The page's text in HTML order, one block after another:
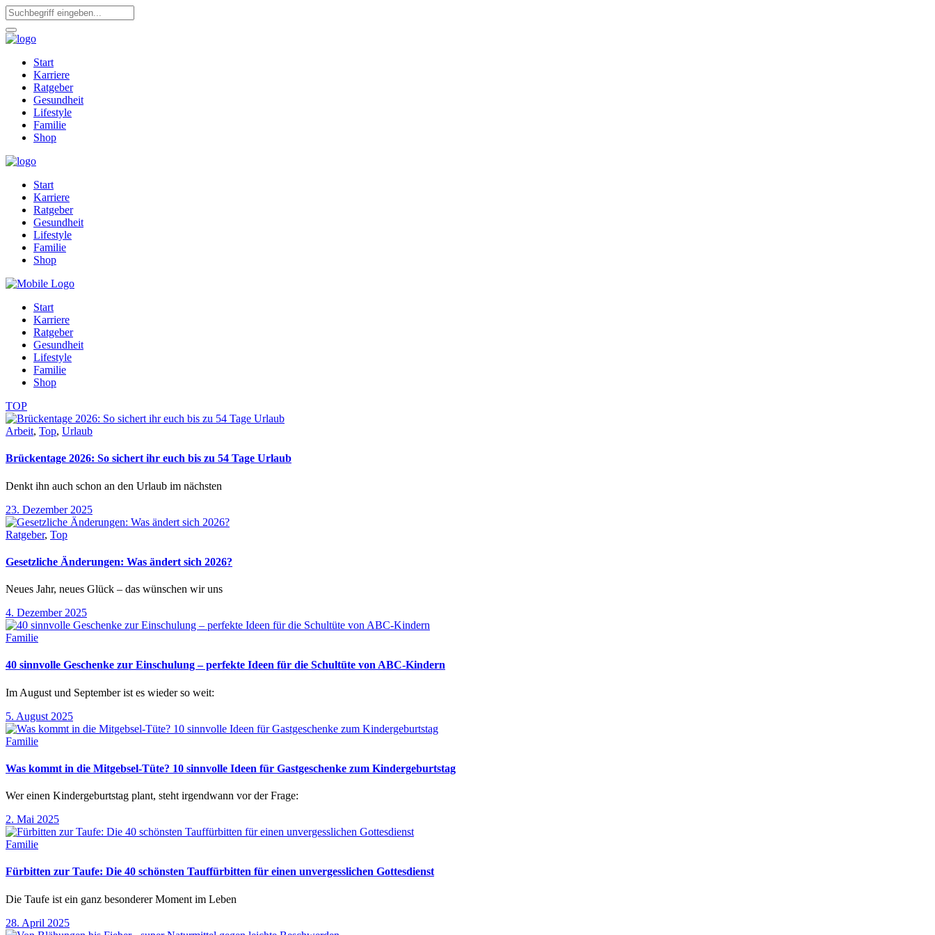
Start
Karriere
Ratgeber
Gesundheit
Lifestyle
Familie
Shop
Start
Karriere
Ratgeber
Gesundheit
Lifestyle
Familie
Shop
Start
Karriere
Ratgeber
Gesundheit
Lifestyle
Familie
Shop
TOP
Arbeit, Top, Urlaub
Brückentage 2026: So sichert ihr euch bis zu 54 Tage Urlaub
Denkt ihn auch schon an den Urlaub im nächsten
23. Dezember 2025
Ratgeber, Top
Gesetzliche Änderungen: Was ändert sich 2026?
Neues Jahr, neues Glück – das wünschen wir uns
4. Dezember 2025
Familie
40 sinnvolle Geschenke zur Einschulung – perfekte Ideen für die Schultüte von ABC-Kindern
Im August und September ist es wieder so weit:
5. August 2025
Familie
Was kommt in die Mitgebsel-Tüte? 10 sinnvolle Ideen für Gastgeschenke zum Kindergeburtstag
Wer einen Kindergeburtstag plant, steht irgendwann vor der Frage:
2. Mai 2025
Familie
Fürbitten zur Taufe: Die 40 schönsten Tauffürbitten für einen unvergesslichen Gottesdienst
Die Taufe ist ein ganz besonderer Moment im Leben
28. April 2025